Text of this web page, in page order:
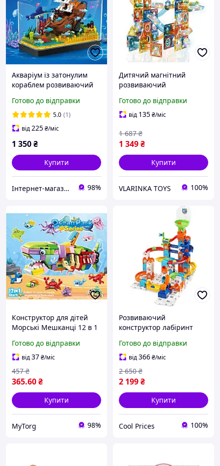
Акваріум із затонулим
кораблем розвиваючий
декорація креативна та
забавна модель
піратського корабля
Готово до відправки
5.0 (1)
від225₴/міс
1 350₴
Купити
Інтернет-магазин Електроніки 98%
Дитячий магнітний
розвиваючий
деталей
Готово до відправки
від 135₴/міс
1 349₴
1 687 ₴
Купити
VLARINKA TOYS 100%
Конструктор для дітей
Морські Мешканці 12 в 1
різнокольоровий
Готово до відправки
від37₴/міс
365.60₴
457 ₴
Купити
MyTorg 98%
Розвиваючий
конструктор лабіринт
Adventure Set S100
Готово до відправки
від366₴/міс
2 199₴
2 650 ₴
Купити
Cool Prices 100%